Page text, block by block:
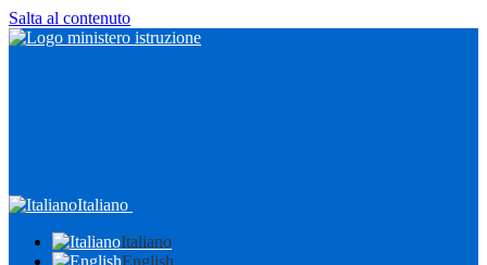
Salta al contenuto
Italiano
Italiano
English